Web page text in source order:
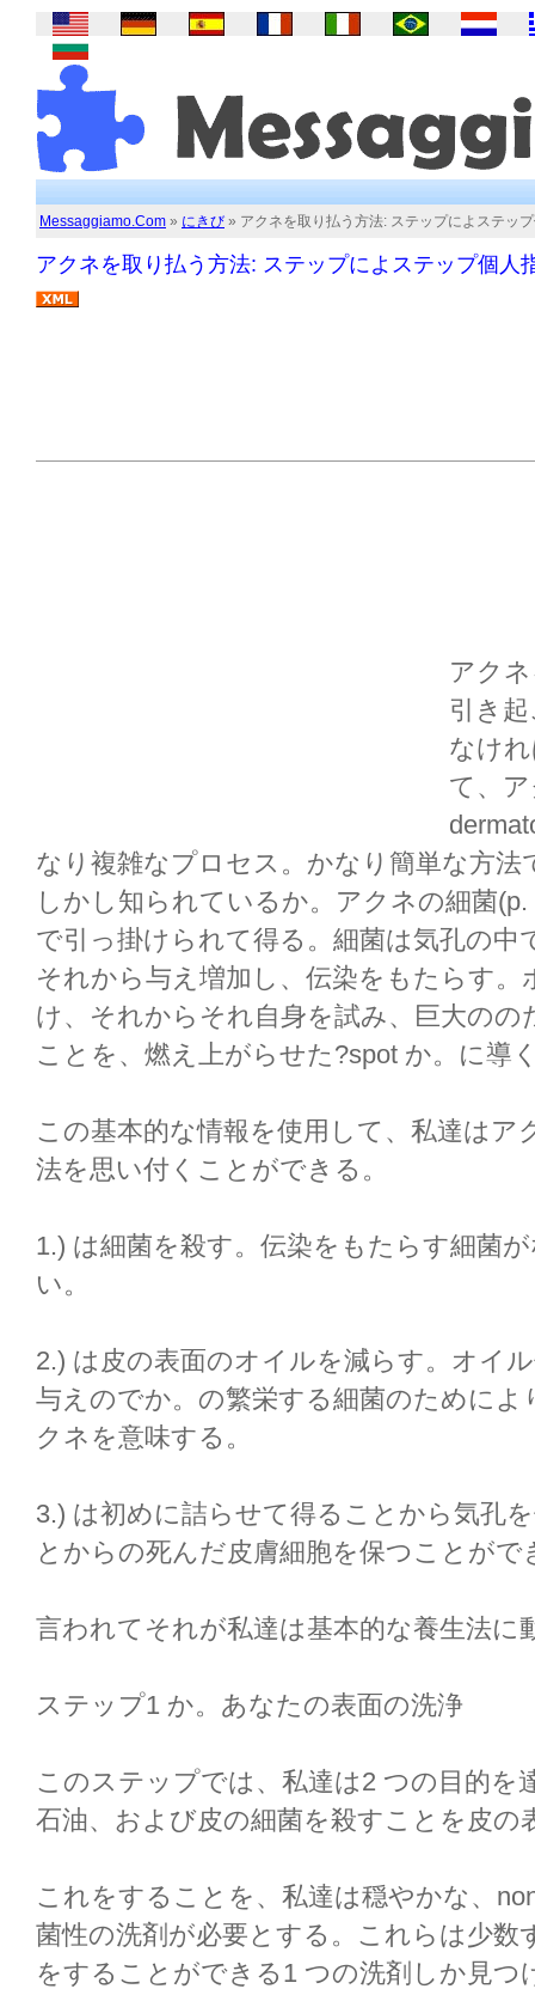
Messaggiamo.Com » にきび » アクネを取り払う方法: ステップによステッ
アクネを取り払う方法: ステップによステップ個人
アク
引き
なけ
て、
なり複雑なプロセス。かなり簡単な方
しかし知られているか。アクネの細菌
で引っ掛けられて得る。細菌は気孔の中
それから与え増加し、伝染をもたらす
け、それからそれ自身を試み、巨大の
ことを、燃え上がらせた?spot か。に導
この基本的な情報を使用して、私達は
法を思い付くことができる。
1.) は細菌を殺す。伝染をもたらす細菌
い。
2.) は皮の表面のオイルを減らす。オイ
与えのでか。の繁栄する細菌のために
クネを意味する。
3.) は初めに詰らせて得ることから気孔
とからの死んだ皮膚細胞を保つことが
言われてそれが私達は基本的な養生法に
ステップ1 か。あなたの表面の洗浄
このステップでは、私達は2 つの目的を
石油、および皮の細菌を殺すことを皮の
これをすることを、私達は穏やかな、
菌性の洗剤が必要とする。これらは少
をすることができる1 つの洗剤しか見つ